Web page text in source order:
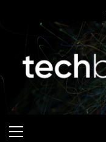
Menu